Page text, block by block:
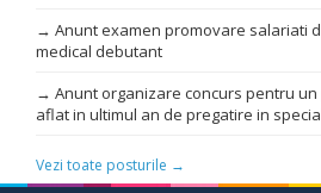
→ Anunt examen promovare salariati
medical debutant
→ Anunt organizare concurs pentru
aflat in ultimul an de pregatire in
Vezi toate posturile →